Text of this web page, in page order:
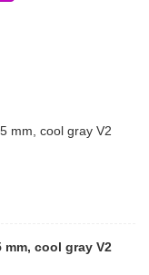
mm, cool gray V2